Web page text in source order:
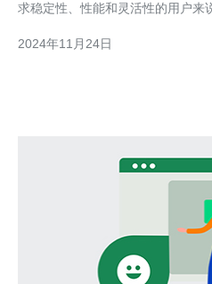
求稳定性、性能和灵活性的用户来
呢？本文将重点介绍一些关键因素。 首先，可靠性是选择VPS
2024年11月24日